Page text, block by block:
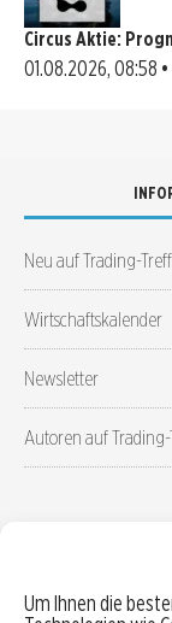
Um Ihnen die
Circus Aktie:
01.08.2026, 08:58
Neu auf Trading-
Wirtschaftskalender
Newsletter
Autoren auf